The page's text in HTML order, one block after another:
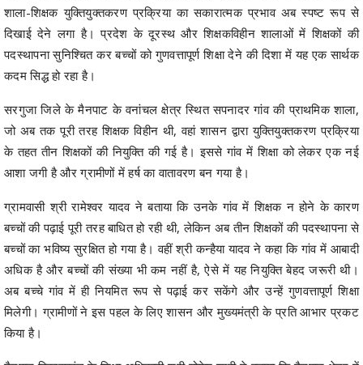
शाला-शिक्षक युक्तियुक्तकरण प्रक्रिया का सकारात्मक प्रभाव अब स्पष्ट रूप से
दिखाई देने लगा है। प्रदेश के दूरस्थ और शिक्षकविहीन शालाओं में शिक्षकों की
पदस्थापना सुनिश्चित कर बच्चों को गुणवत्तापूर्ण शिक्षा देने की दिशा में यह एक सार्थक
कदम सिद्ध हो रहा है।
सरगुजा जिले के मैनपाट के वनांचल क्षेत्र स्थित सपनादर गांव की प्राथमिक शाला,
जो अब तक पूरी तरह शिक्षक विहीन थी, वहां शासन द्वारा युक्तियुक्तकरण प्रक्रिया
के तहत तीन शिक्षकों की नियुक्ति की गई है। इससे गांव में शिक्षा को लेकर एक नई
आशा जगी है और ग्रामीणों में हर्ष का वातावरण बन गया है।
ग्रामवासी श्री रामेश्वर यादव ने बताया कि उनके गांव में शिक्षक न होने के कारण
बच्चों की पढ़ाई पूरी तरह बाधित हो रही थी, लेकिन अब तीन शिक्षकों की पदस्थापना से
बच्चों का भविष्य सुरक्षित हो गया है। वहीं श्री कन्हैया यादव ने कहा कि गांव में आबादी
अधिक है और बच्चों की संख्या भी कम नहीं है, ऐसे में यह नियुक्ति बेहद जरूरी थी।
अब बच्चे गांव में ही नियमित रूप से पढ़ाई कर सकेंगे और उन्हें गुणवत्तापूर्ण शिक्षा
मिलेगी। ग्रामीणों ने इस पहल के लिए शासन और मुख्यमंत्री के प्रति आभार प्रकट
किया है।